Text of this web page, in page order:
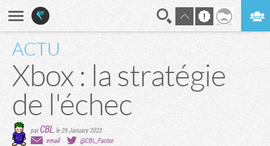
ACTU
Xbox : la stratégie
de l'échec
parCBL le 29 January 2023
email
@CBL_Factor